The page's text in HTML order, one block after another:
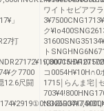
」
打
ク7700
12.6尺闘
ワイトセビアフ
ク
ト
コ0054H¥10H∩0
1715￨らんま宅￨